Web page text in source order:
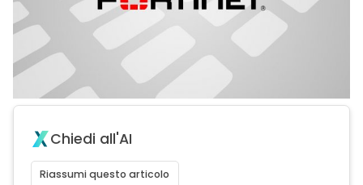
Chiedi all'AI
Riassumi questo articolo